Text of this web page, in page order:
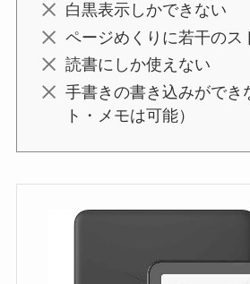
白黒表示しかできない
ページめくりに若干のス
読書にしか使えない
手書きの書き込みができ
ト・メモは可能）